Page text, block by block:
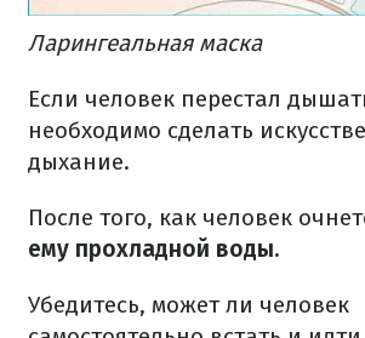
Ларингеальная маска
Если человек перестал
необходимо сделать
дыхание.
После того, как человек
ему прохладной воды.
Убедитесь, может ли человек